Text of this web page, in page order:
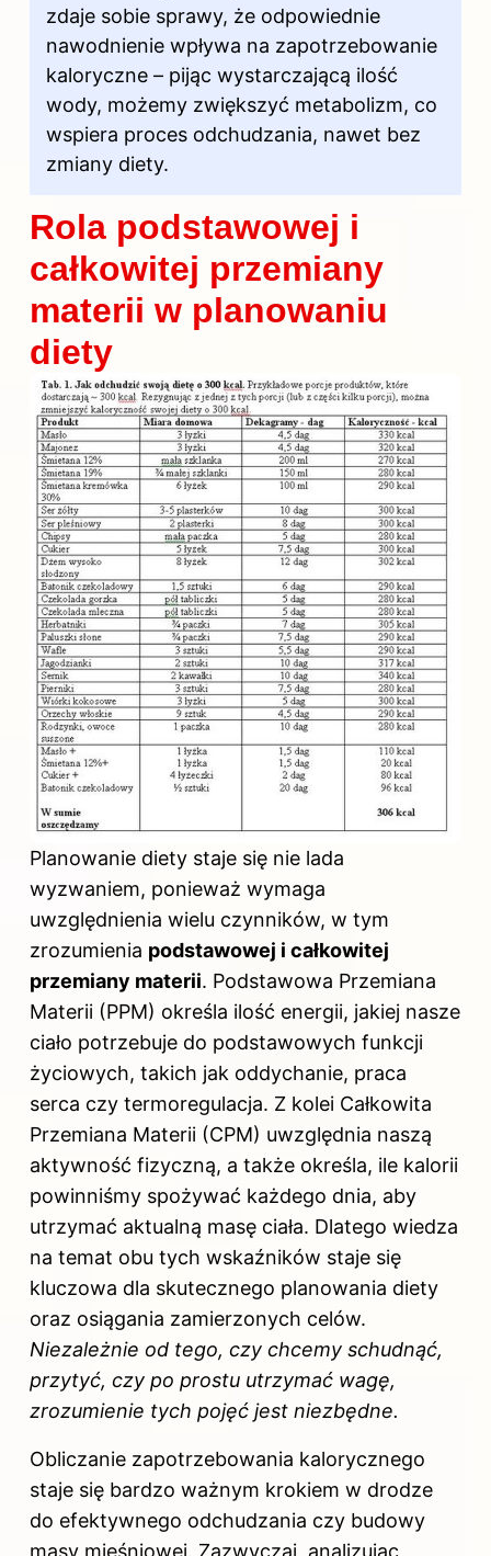
zdaje sobie sprawy, że odpowiednie
nawodnienie wpływa na zapotrzebowanie
kaloryczne – pijąc wystarczającą ilość
wody, możemy zwiększyć metabolizm, co
wspiera proces odchudzania, nawet bez
zmiany diety.
Rola podstawowej i
całkowitej przemiany
materii w planowaniu
diety
Planowanie diety staje się nie lada
wyzwaniem, ponieważ wymaga
uwzględnienia wielu czynników, w tym
zrozumienia podstawowej i całkowitej
przemiany materii. Podstawowa Przemiana
Materii (PPM) określa ilość energii, jakiej nasze
ciało potrzebuje do podstawowych funkcji
życiowych, takich jak oddychanie, praca
serca czy termoregulacja. Z kolei Całkowita
Przemiana Materii (CPM) uwzględnia naszą
aktywność fizyczną, a także określa, ile kalorii
powinniśmy spożywać każdego dnia, aby
utrzymać aktualną masę ciała. Dlatego wiedza
na temat obu tych wskaźników staje się
kluczowa dla skutecznego planowania diety
oraz osiągania zamierzonych celów.
Niezależnie od tego, czy chcemy schudnąć,
przytyć, czy po prostu utrzymać wagę,
zrozumienie tych pojęć jest niezbędne.
Obliczanie zapotrzebowania kalorycznego
staje się bardzo ważnym krokiem w drodze
do efektywnego odchudzania czy budowy
masy mięśniowej. Zazwyczaj, analizując